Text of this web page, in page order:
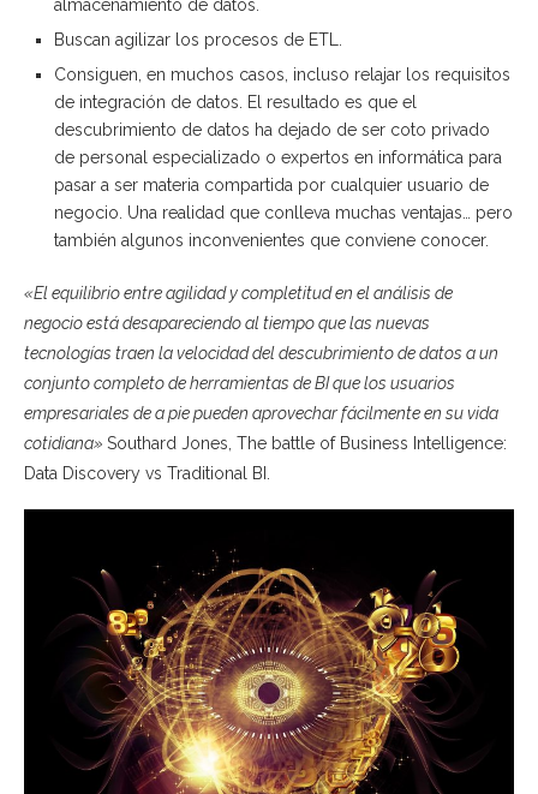
almacenamiento de datos.
Buscan agilizar los procesos de ETL.
Consiguen, en muchos casos, incluso relajar los requisitos
de integración de datos. El resultado es que el
descubrimiento de datos ha dejado de ser coto privado
de personal especializado o expertos en informática para
pasar a ser materia compartida por cualquier usuario de
negocio. Una realidad que conlleva muchas ventajas… pero
también algunos inconvenientes que conviene conocer.
«El equilibrio entre agilidad y completitud en el análisis de
negocio está desapareciendo al tiempo que las nuevas
tecnologías traen la velocidad del descubrimiento de datos a un
conjunto completo de herramientas de BI que los usuarios
empresariales de a pie pueden aprovechar fácilmente en su vida
cotidiana» Southard Jones, The battle of Business Intelligence:
Data Discovery vs Traditional BI.